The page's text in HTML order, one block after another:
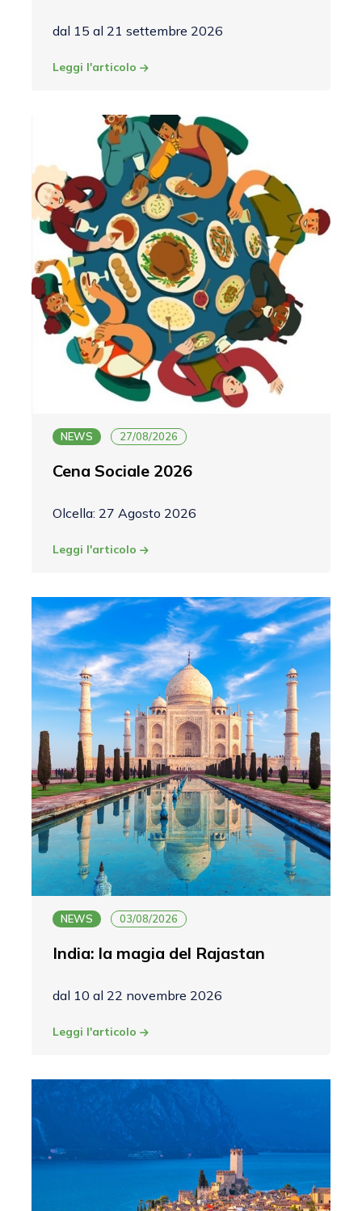
dal 15 al 21 settembre 2026
Leggi l'articolo
NEWS 27/08/2026
Cena Sociale 2026
Olcella: 27 Agosto 2026
Leggi l'articolo
NEWS 03/08/2026
India: la magia del Rajastan
dal 10 al 22 novembre 2026
Leggi l'articolo